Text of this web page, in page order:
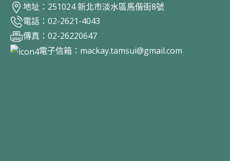
地址：251024 新北市淡水區馬偕街8號
電話：02-2621-4043
傳真：02-26220647
電子信箱： mackay.tamsui@gmail.com